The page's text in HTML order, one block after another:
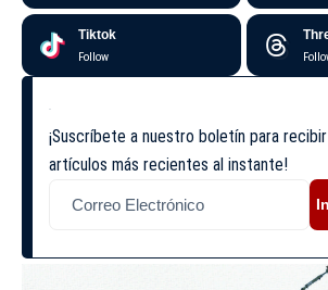
Tiktok
Follow
¡Suscríbete a nuestro boletín para
artículos más recientes al instante!